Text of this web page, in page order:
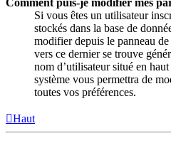
Si vous êtes un utilisateur
stockés dans la base de
modifier depuis le panneau
vers ce dernier se trouve
nom d’utilisateur situé en
système vous permettra de
toutes vos préférences.
Haut